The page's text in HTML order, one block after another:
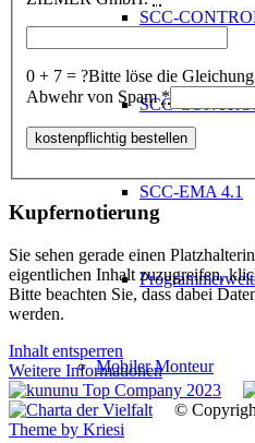
SCC-
SCC-
SCC-EMA 4.1
Mobiler Monteur
0 + 7 = ?Bitte löse die
Abwehr von Spam*
Kupfernotierung
Sie sehen gerade einen
eigentlichen Inhalt zuzugreifen,
Bitte beachten Sie, dass dabei
werden.
Inhalt entsperren
Weitere Informationen
©
Theme by Kriesi